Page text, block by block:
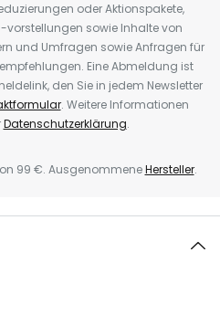
oder Aktionspakete,
sowie Inhalte von
und Umfragen sowie Anfragen für
Eine Abmeldung ist
den Sie in jedem Newsletter
. Weitere Informationen
Datenschutzerklärung.
99 €. AusgenommeneHersteller.